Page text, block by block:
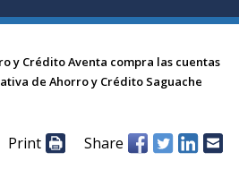
y Crédito Aventa compra las cuentas
de Ahorro y Crédito Saguache
Print Share